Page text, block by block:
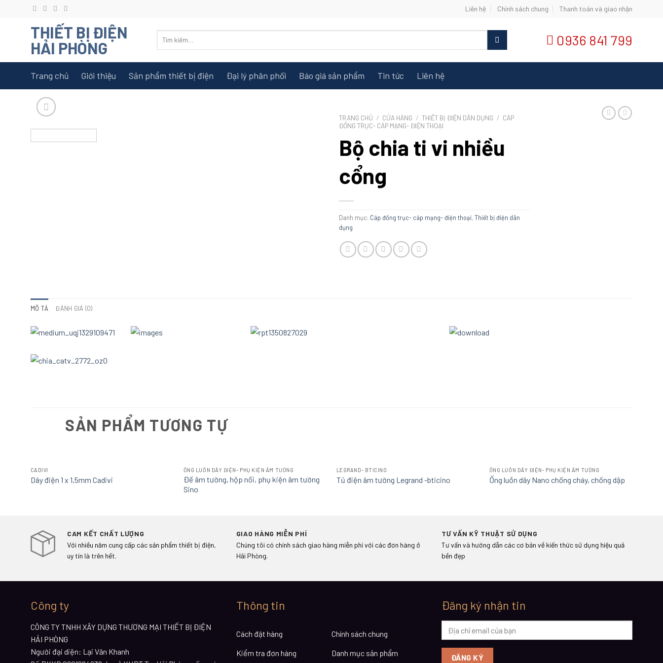
Liên hệ Chính sách chung Thanh toán và giao nhận
THIẾT BỊ ĐIỆN
HẢI PHÒNG
kiếm:
0936 841 799
Trang chủ Giới thiệu Sản phẩm thiết bị điện Đại lý phân phối Báo giá sản phẩm Tin tức Liên hệ
TRANG CHỦ / CỬA HÀNG / THIẾT BỊ ĐIỆN DÂN DỤNG / CÁP
ĐỒNG TRỤC- CÁP MẠNG- ĐIỆN THOẠI
Bộ chia ti vi nhiều
cổng
Danh mục: Cáp đồng trục- cáp mạng- điện thoại, Thiết bị điện dân
dụng
MÔ TẢ ĐÁNH GIÁ (0)
SẢN PHẨM TƯƠNG TỰ
CADIVI
Dây điện 1 x 1,5mm Cadivi
ỐNG LUỒN DÂY ĐIỆN- PHỤ KIỆN ÂM TƯỜNG
Đế âm tường, hộp nối, phụ kiện âm tường
Sino
LEGRAND- BTICINO
Tủ điện âm tường Legrand -bticino
ỐNG LUỒN DÂY ĐIỆN- PHỤ KIỆN ÂM TƯỜNG
Ống luồn dây Nano chống cháy, chống dập
CAM KẾT CHẤT LƯỢNG
Với nhiều năm cung cấp các sản phẩm thiết bị điện,
uy tín là trên hết.
GIAO HÀNG MIỄN PHÍ
Chúng tôi có chính sách giao hàng miễn phí với các đơn hàng ở
Hải Phòng.
TƯ VẤN KỸ THUẬT SỬ DỤNG
Tư vấn và hướng dẫn các cơ bản về kiến thức sử dụng hiệu quả
bền đẹp
Công ty
CÔNG TY TNHH XÂY DỰNG THƯƠNG MẠI THIẾT BỊ ĐIỆN
HẢI PHÒNG
Người đại diện: Lại Văn Khanh
Thông tin
Cách đặt hàng Chính sách chung
Kiểm tra đơn hàng Danh mục sản phẩm
Đăng ký nhận tin